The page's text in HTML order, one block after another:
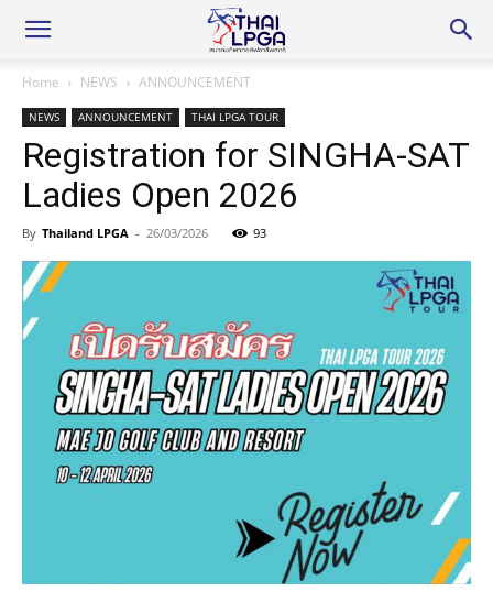
Home NEWS ANNOUNCEMENT
NEWS ANNOUNCEMENT THAI LPGA TOUR
Registration for SINGHA-SAT
Ladies Open 2026
By Thailand LPGA - 26/03/2026 93